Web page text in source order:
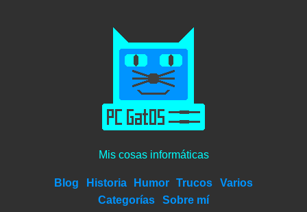
Mis cosas informáticas
Blog Historia Humor Trucos
Varios
Categorías
Sobre mí